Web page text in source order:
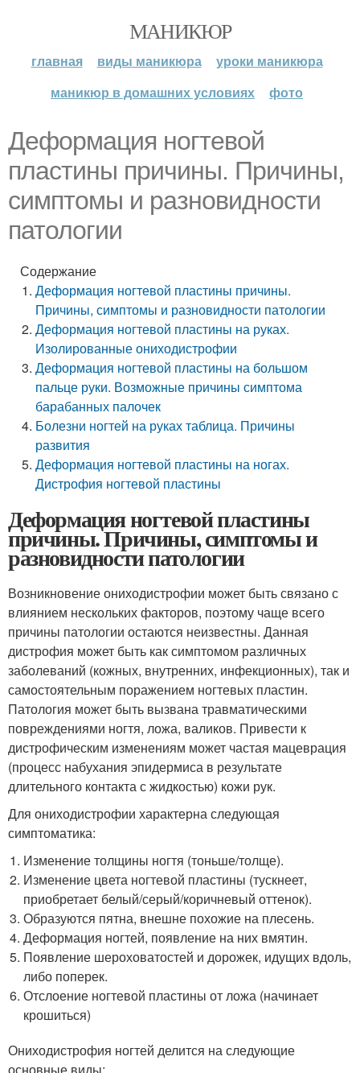
МАНИКЮР
главная виды маникюра
уроки маникюра
маникюр в домашних условиях
фото
Деформация ногтевой
пластины причины. Причины,
симптомы и разновидности
патологии
Содержание
Деформация ногтевой пластины причины.
Причины, симптомы и разновидности патологии
Деформация ногтевой пластины на руках.
Изолированные ониходистрофии
Деформация ногтевой пластины на большом
пальце руки. Возможные причины симптома
барабанных палочек
Болезни ногтей на руках таблица. Причины
развития
Деформация ногтевой пластины на ногах.
Дистрофия ногтевой пластины
Деформация ногтевой пластины
причины. Причины, симптомы и
разновидности патологии
Возникновение ониходистрофии может быть связано с
влиянием нескольких факторов, поэтому чаще всего
причины патологии остаются неизвестны. Данная
дистрофия может быть как симптомом различных
заболеваний (кожных, внутренних, инфекционных), так и
самостоятельным поражением ногтевых пластин.
Патология может быть вызвана травматическими
повреждениями ногтя, ложа, валиков. Привести к
дистрофическим изменениям может частая мацеврация
(процесс набухания эпидермиса в результате
длительного контакта с жидкостью) кожи рук.
Для ониходистрофии характерна следующая
симптоматика:
Изменение толщины ногтя (тоньше/толще).
Изменение цвета ногтевой пластины (тускнеет,
приобретает белый/серый/коричневый оттенок).
Образуются пятна, внешне похожие на плесень.
Деформация ногтей, появление на них вмятин.
Появление шероховатостей и дорожек, идущих вдоль,
либо поперек.
Отслоение ногтевой пластины от ложа (начинает
крошиться)
Ониходистрофия ногтей делится на следующие